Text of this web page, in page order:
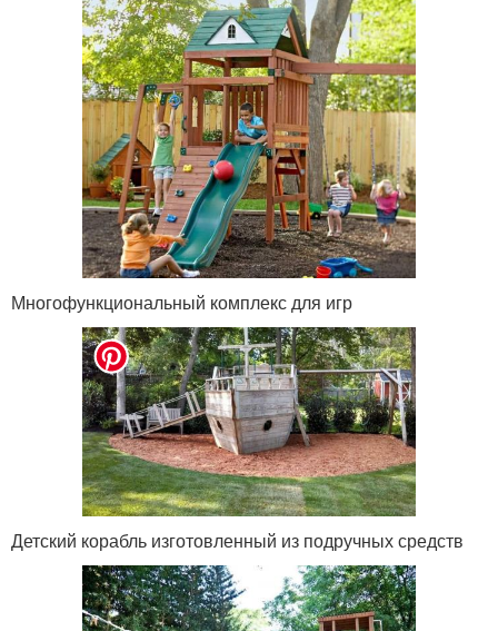
Многофункциональный комплекс для игр
Детский корабль изготовленный из подручных средств